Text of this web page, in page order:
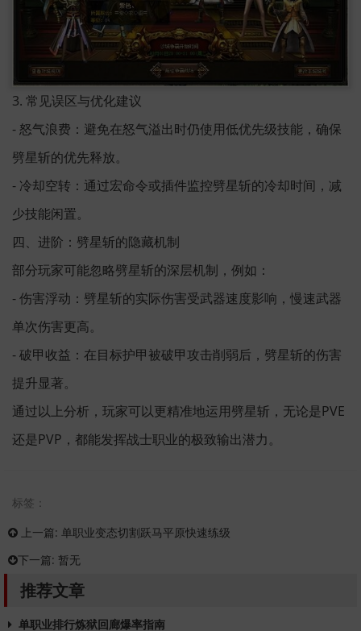
3. 常见误区与优化建议
- 怒气浪费：避免在怒气溢出时仍使用低优先级技能，确保
劈星斩的优先释放。
- 冷却空转：通过宏命令或插件监控劈星斩的冷却时间，减
少技能闲置。
四、进阶：劈星斩的隐藏机制
部分玩家可能忽略劈星斩的深层机制，例如：
- 伤害浮动：劈星斩的实际伤害受武器速度影响，慢速武器
单次伤害更高。
- 破甲收益：在目标护甲被破甲攻击削弱后，劈星斩的伤害
提升显著。
通过以上分析，玩家可以更精准地运用劈星斩，无论是PVE
还是PVP，都能发挥战士职业的极致输出潜力。
标签：
上一篇: 单职业变态切割跃马平原快速练级
下一篇: 暂无
推荐文章
单职业排行炼狱回廊爆率指南